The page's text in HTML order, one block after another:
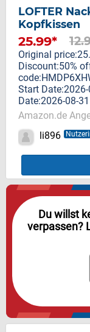
LOFTER
Kopfkissen
25.99*
Original
Discount:50%
Start
Date:2026-08-
Amazon.de
li896
Du willst
verpassen?